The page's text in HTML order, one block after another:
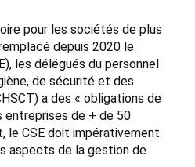
pour les sociétés de plus
depuis 2020 le
les délégués du personnel
de sécurité et des
a des « obligations de
entreprises de + de 50
le CSE doit impérativement
aspects de la gestion de